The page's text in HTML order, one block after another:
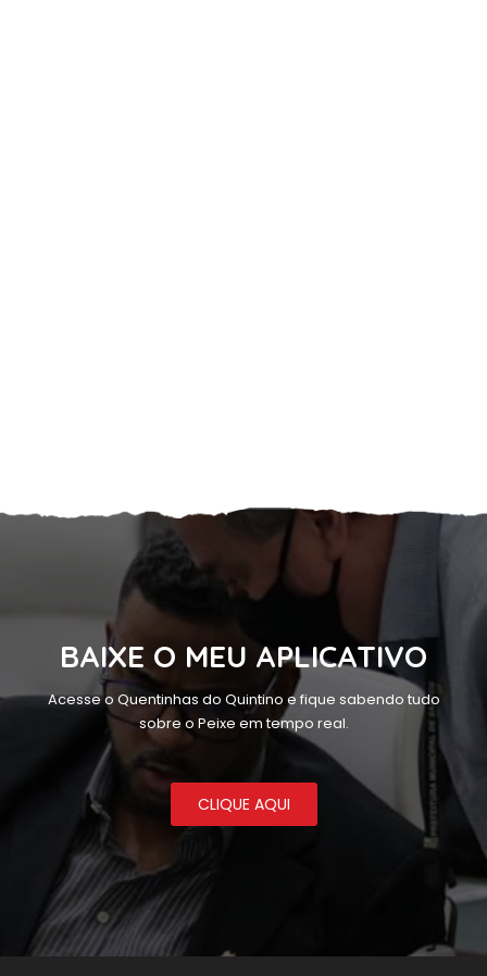
BAIXE O MEU APLICATIVO
Acesse o Quentinhas do Quintino e fique sabendo tudo
sobre o Peixe em tempo real.
CLIQUE AQUI